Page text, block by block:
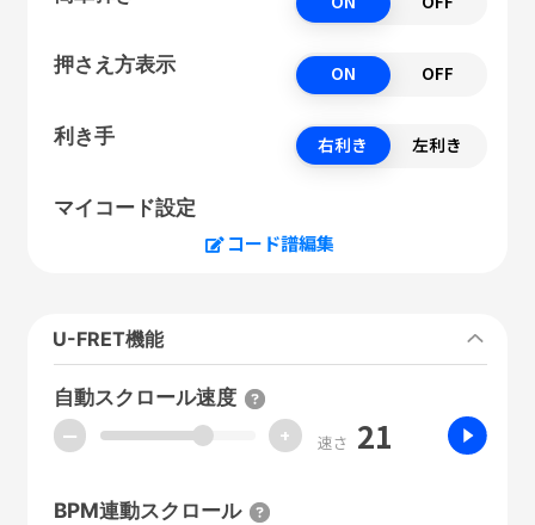
押さえ方表示 ON OFF
利き手 右利き 左利き
マイコード設定
コード譜編集
U-FRET機能
自動スクロール速度
ー + 速さ 21
BPM連動スクロール